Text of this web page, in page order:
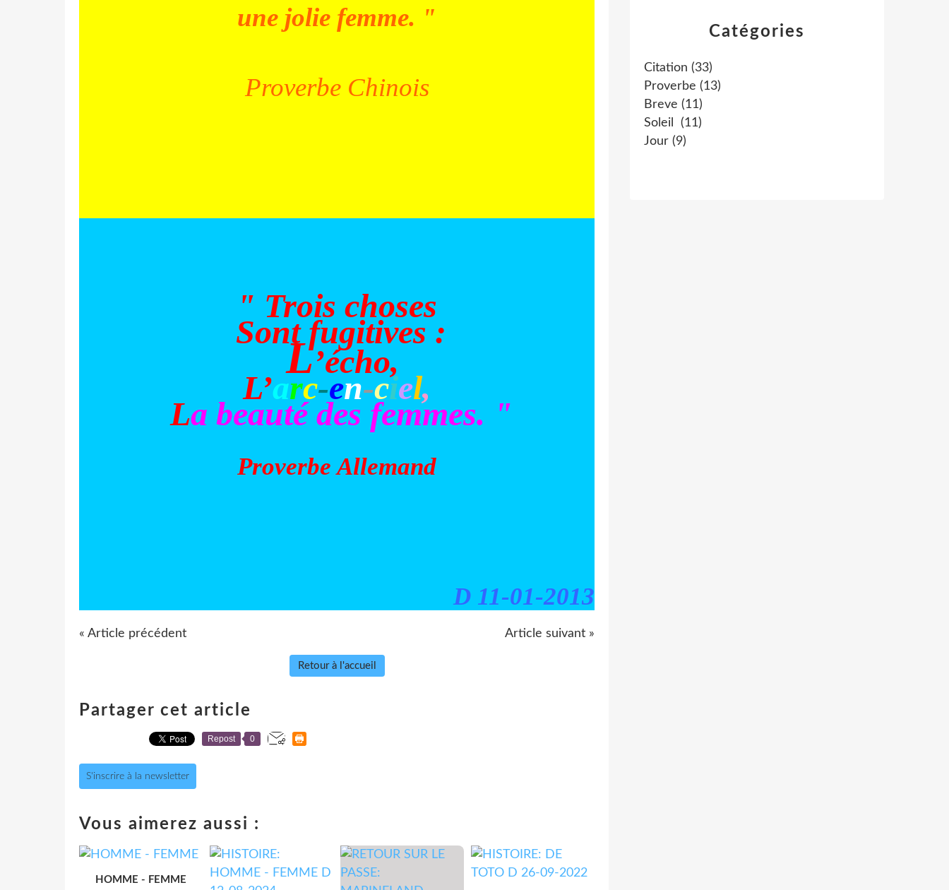
une jolie femme. "
Proverbe Chinois
" Trois choses
Sont fugitives :
L’écho,
L’arc-en-ciel,
La beauté des femmes. "
Proverbe Allemand
D 11-01-2013
« Article précédent Article suivant »
Retour à l'accueil
Partager cet article
Repost 0
S'inscrire à la newsletter
Vous aimerez aussi :
HOMME - FEMME
Catégories
Citation (33)
Proverbe (13)
Breve (11)
Soleil
(11)
Jour (9)